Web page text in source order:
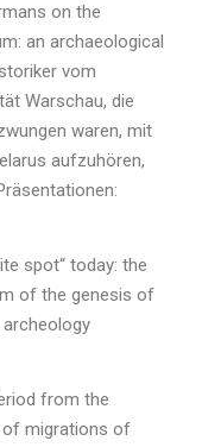
on the
an archaeological
vom
Warschau, die
waren, mit
aufzuhören,
spot“ today: the
of the genesis of
archeology
from the
of migrations of